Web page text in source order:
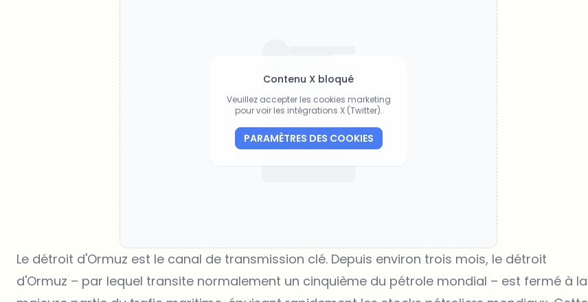
Contenu X bloqué
Veuillez accepter les cookies marketing
pour voir les intégrations X (Twitter).
PARAMÈTRES DES COOKIES
Le détroit d'Ormuz est le canal de transmission clé. Depuis environ trois mois, le détroit
d'Ormuz – par lequel transite normalement un cinquième du pétrole mondial – est fermé à la